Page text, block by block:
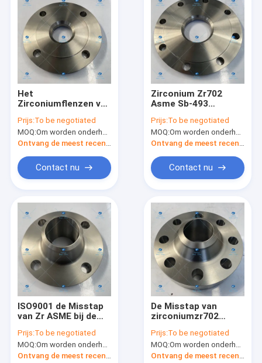
Producten
Ongeveer ons
Fabrieksreis
Kwaliteitscontrole
Verzoek om een Citaat
Het
Zirconiumflenzen van
Zr702 voor
Pijpleidingsbouw
Prijs:To be negotiated
MOQ:Om worden onderhandeld
Ontvang de meest recente Prijs
Contact nu
Zirconium Zr702
Asme Sb-493
Flens Customed
Prijs:To be negotiated
MOQ:Om worden onderhandeld
Ontvang de meest recente Prijs
Contact nu
ISO9001 de Misstap
van Zr ASME bij de
het Sterke
Verzegelen
Prijs:To be negotiated
MOQ:Om worden onderhandeld
Ontvang de meest recente Prijs
De Misstap van
zirconiumzr702
Typeflens
Prijs:To be negotiated
MOQ:Om worden onderhandeld
Ontvang de meest recente Prijs